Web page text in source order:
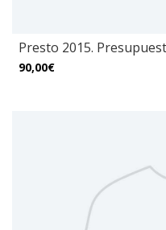
Presto 2015.
90,00€